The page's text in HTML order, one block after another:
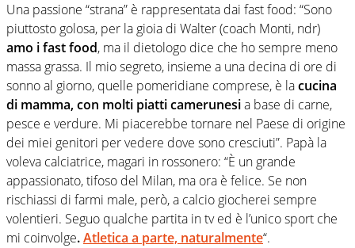
Una passione “strana” è rappresentata dai fast food: “Sono
piuttosto golosa, per la gioia di Walter (coach Monti, ndr)
amo i fast food, ma il dietologo dice che ho sempre meno
massa grassa. Il mio segreto, insieme a una decina di ore di
sonno al giorno, quelle pomeridiane comprese, è lacucina
di mamma, con molti piatti camerunesia base di carne,
pesce e verdure. Mi piacerebbe tornare nel Paese di origine
dei miei genitori per vedere dove sono cresciuti”. Papà la
voleva calciatrice, magari in rossonero: “È un grande
appassionato, tifoso del Milan, ma ora è felice. Se non
rischiassi di farmi male, però, a calcio giocherei sempre
volentieri. Seguo qualche partita in tv ed è l’unico sport che
mi coinvolge.Atletica a parte, naturalmente“.